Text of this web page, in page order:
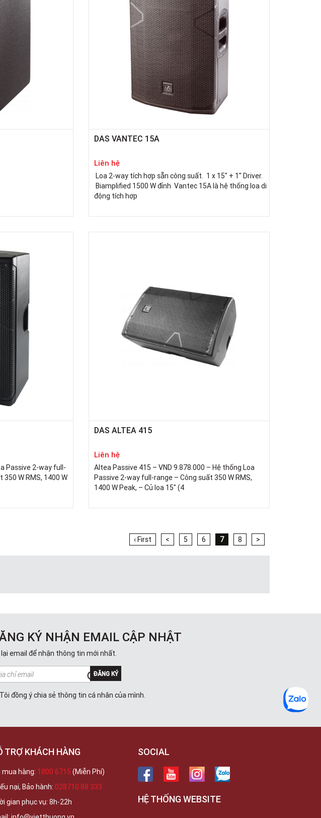
DAS VANTEC 15A
Liên hệ
Loa 2-way tích hợp sẵn công suất. 1 x 15" + 1" Driver.
Biamplified 1500 W đỉnh Vantec 15A là hệ thống loa di
động tích hợp
Passive 2-way full-
W RMS, 1400 W
DAS ALTEA 415
Liên hệ
Altea Passive 415 – VND 9.878.000 – Hệ thống Loa
Passive 2-way full-range – Công suất 350 W RMS,
1400 W Peak, – Củ loa 15″ (4
‹ First < 5 6 7 8 >
KÝ NHẬN EMAIL CẬP NHẬT
email để nhận thông tin mới nhất.
ĐĂNG KÝ
Tôi đồng ý chia sẻ thông tin cá nhân của mình.
TRỢ KHÁCH HÀNG
mua hàng: 1800 6715 (Miễn Phí)
nại, Bảo hành: 028710 88 333
gian phục vụ: 8h-22h
SOCIAL
HỆ THỐNG WEBSITE